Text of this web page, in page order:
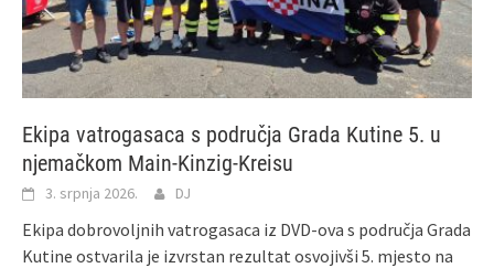
Ekipa vatrogasaca s područja Grada Kutine 5. u
njemačkom Main-Kinzig-Kreisu
3. srpnja 2026. DJ
Ekipa dobrovoljnih vatrogasaca iz DVD-ova s područja Grada
Kutine ostvarila je izvrstan rezultat osvojivši 5. mjesto na